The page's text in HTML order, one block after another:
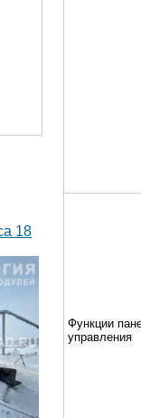
18
Функции
управления